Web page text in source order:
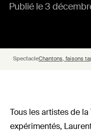
Publié le 3
SpectacleChantons, faisons
Tous les artistes de
expérimentés,